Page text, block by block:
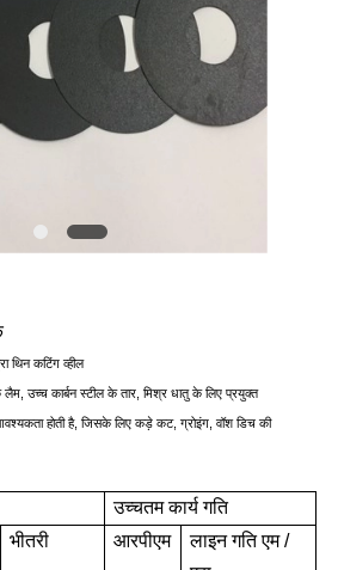
थिन कटिंग व्हील
लैम, उच्च कार्बन स्टील के तार, मिश्र धातु के लिए प्रयुक्त
होती है, जिसके लिए कड़े कट, ग्रोइंग, वॉश डिच की
उच्चतम कार्य गति
भीतरी आरपीएम
लाइन गति एम /